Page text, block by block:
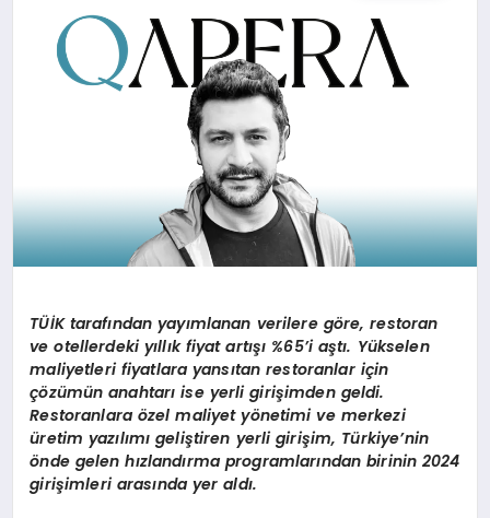
TÜİK tarafından yayımlanan verilere göre, restoran
ve otellerdeki yıllık fiyat artışı %65’i aştı. Yükselen
maliyetleri fiyatlara yansıtan restoranlar için
çözümün anahtarı ise yerli girişimden geldi.
Restoranlara özel maliyet yönetimi ve merkezi
üretim yazılımıgeliştiren yerli girişim, Türkiye’nin
önde gelen hızlandırma programlarından birinin2024
girişimleri arasında yer aldı.